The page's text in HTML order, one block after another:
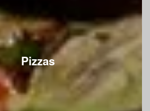
Pizzas